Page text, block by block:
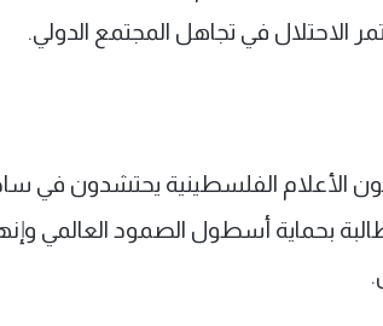
الاحتلال في تجاهل المجتمع الدولي.
الأعلام الفلسطينية يحتشدون في
بحماية أسطول الصمود العالمي